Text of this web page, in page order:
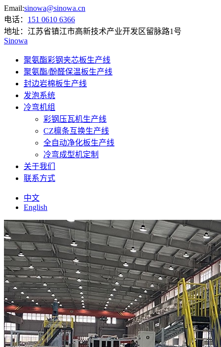
Email:sinowa@sinowa.cn
电话： 151 0610 6366
地址： 江苏省镇江市高新技术产业开发区留脉路1号
Sinowa
聚氨酯彩钢夹芯板生产线
聚氨酯/酚醛保温板生产线
封边岩棉板生产线
发泡系统
冷弯机组
彩钢压瓦机生产线
CZ檩条互换生产线
全自动净化板生产线
冷弯成型机定制
关于我们
联系方式
中文
English